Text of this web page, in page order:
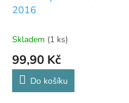
2016
Skladem (1 ks)
99,90 Kč
Do košíku